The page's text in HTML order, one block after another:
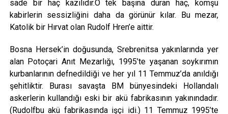
sade bir haç kazılıdır.O tek başına duran haç, komşu
kabirlerin sessizliğini daha da görünür kılar. Bu mezar,
Katolik bir Hırvat olan Rudolf Hren’e aittir.
Bosna Hersek’in doğusunda, Srebrenitsa yakınlarında yer
alan Potoçari Anıt Mezarlığı, 1995’te yaşanan soykırımın
kurbanlarının defnedildiği ve her yıl 11 Temmuz’da anıldığı
şehitliktir. Burası savaşta BM bünyesindeki Hollandalı
askerlerin kullandığı eski bir akü fabrikasının yakınındadır.
(Rudolfbu akü fabrikasında işçi idi.) 11 Temmuz 1995’te